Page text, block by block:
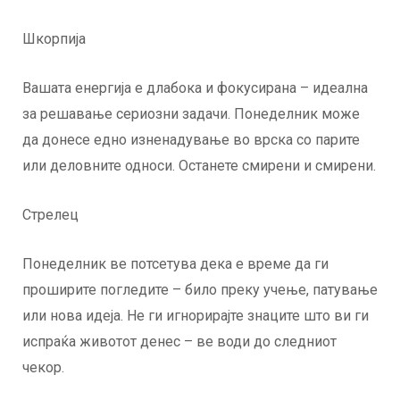
Шкорпија
Вашата енергија е длабока и фокусирана – идеална
за решавање сериозни задачи. Понеделник може
да донесе едно изненадување во врска со парите
или деловните односи. Останете смирени и смирени.
Стрелец
Понеделник ве потсетува дека е време да ги
проширите погледите – било преку учење, патување
или нова идеја. Не ги игнорирајте знаците што ви ги
испраќа животот денес – ве води до следниот
чекор.